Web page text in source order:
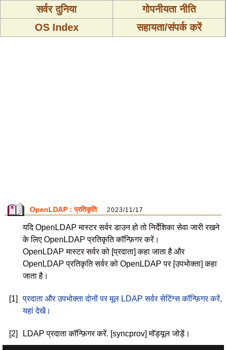
सर्वर दुनिया
गोपनीयता नीति
OS Index
सहायता/संपर्क करें
OpenLDAP : प्रतिकृति 2023/11/17
यदि OpenLDAP मास्टर सर्वर डाउन हो तो निर्देशिका सेवा जारी रखने
के लिए OpenLDAP प्रतिकृति कॉन्फ़िगर करें।
OpenLDAP मास्टर सर्वर को [प्रदाता] कहा जाता है और
OpenLDAP प्रतिकृति सर्वर को OpenLDAP पर [उपभोक्ता] कहा
जाता है।
[1]
प्रदाता और उपभोक्ता दोनों पर मूल LDAP सर्वर सेटिंग्स कॉन्फ़िगर करें,
यहां देखें।
[2] LDAP प्रदाता कॉन्फ़िगर करें. [syncprov] मॉड्यूल जोड़ें।